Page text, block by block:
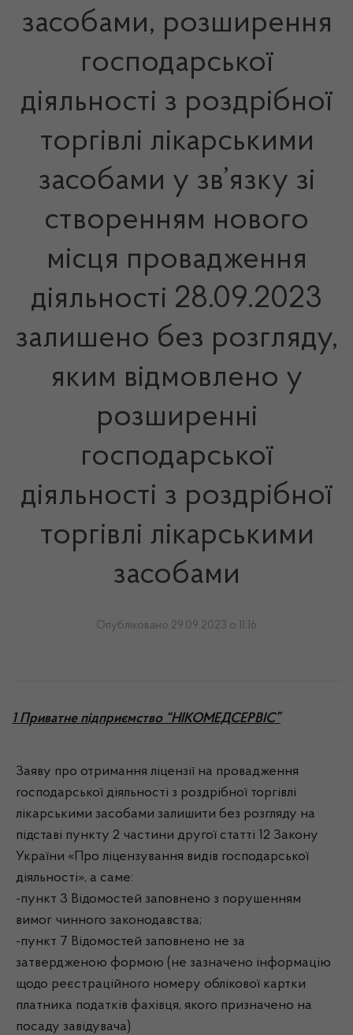
засобами, розширення
господарської
діяльності з роздрібної
торгівлі лікарськими
засобами у зв’язку зі
створенням нового
місця провадження
діяльності 28.09.2023
залишено без розгляду,
яким відмовлено у
розширенні
господарської
діяльності з роздрібної
торгівлі лікарськими
засобами
Опубліковано 29.09.2023 о 11:16
1 Приватне підприємство “НІКОМЕДСЕРВІС”
Заяву про отримання ліцензії на провадження
господарської діяльності з роздрібної торгівлі
лікарськими засобами залишити без розгляду на
підставі пункту 2 частини другої статті 12 Закону
України «Про ліцензування видів господарської
діяльності», а саме:
-пункт 3 Відомостей заповнено з порушенням
вимог чинного законодавства;
-пункт 7 Відомостей заповнено не за
затвердженою формою (не зазначено інформацію
щодо реєстраційного номеру облікової картки
платника податків фахівця, якого призначено на
посаду завідувача)